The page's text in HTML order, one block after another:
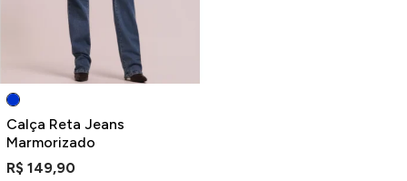
Calça Reta Jeans
Marmorizado
R$ 149,90